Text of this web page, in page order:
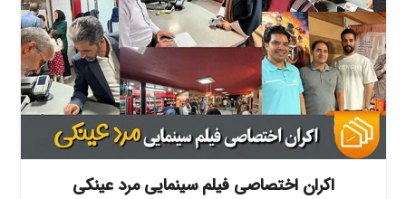
اکران اختصاصی فیلم سینمایی مرد عینکی